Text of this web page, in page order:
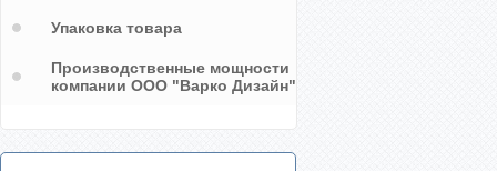
Упаковка товара
Производственные мощности
компании ООО "Варко Дизайн"